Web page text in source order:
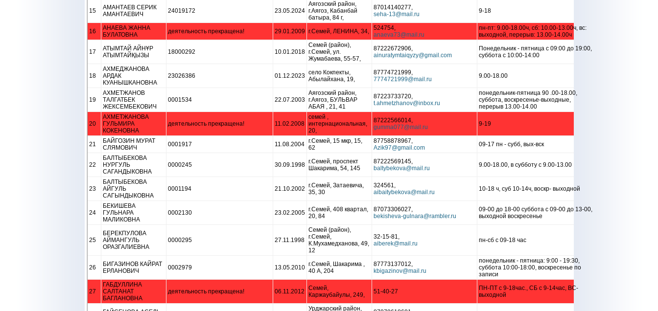
15
АМАНТАЕВ СЕРИК
АМАНТАЕВИЧ
24019172 23.05.2024
Аягозский район,
г.Аягоз, Кабанбай
батыра, 84 г,
87014140277, 9-18
16
АНАЕВА ЖАННА
БУЛАТОВНА
деятельность прекращена! 29.01.2009 г.Семей, ЛЕНИНА, 34, 524754,
пн-пт: 9.00-18.00ч, сб: 10.00-13.00ч, вс:
выходной, перерыв: 13.00-14.00ч
17
АТЫМТАЙ АЙНҰР
АТЫМТАЙҚЫЗЫ
18000292 10.01.2018
Семей (район),
г.Семей, ул.
Жумабаева, 55-57,
87222672906,
Понедельник - пятница с 09:00 до 19:00,
суббота с 10:00-14:00
18
АХМЕДЖАНОВА
АРДАК
КУАНЫШКАНОВНА
23026386 01.12.2023 село Кокпекты,
Абылайхана, 19,
87774721999, 9.00-18.00
19
АХМЕТЖАНОВ
ТАЛГАТБЕК
ЖЕКСЕМБЕКОВИЧ
0001534 22.07.2003
Аягозский район,
г.Аягоз, БУЛЬВАР
АБАЯ , 21, 41
87223733720,
понедельник-пятница 90 .00-18.00,
суббота, воскресенье-выходные,
перерыв 13.00-14.00
20
АХМЕТЖАНОВА
ГУЛЬМИРА
КОКЕНОВНА
деятельность прекращена! 11.02.2008
семей ,
интернациональная,
20,
87222566014, 9-19
21
БАЙГОЗИН МУРАТ
СЛЯМОВИЧ
0001917 11.08.2004 г.Семей, 15 мкр, 15,
62
87758878967, 09-17 пн - субб, вых-вск
22
БАЛТЫБЕКОВА
НУРГУЛЬ
САГАНДЫКОВНА
0000245 30.09.1998 г.Семей, проспект
Шакарима, 54, 145
87222569145, 9.00-18.00, в субботу с 9.00-13.00
23
БАЛТЫБЕКОВА
АЙГУЛЬ
САГЫНДЫКОВНА
0001194 21.10.2002 г.Семей, Затаевича,
35, 30
324561, 10-18 ч, суб 10-14ч, воскр- выходной
24
БЕКИШЕВА
ГУЛЬНАРА
МАЛИКОВНА
0002130 23.02.2005 г.Семей, 408 квартал,
20, 84
87073306027,
09-00 до 18-00 суббота с 09-00 до 13-00,
выходной воскресенье
25
БЕРЕКПУЛОВА
АЙМАНГУЛЬ
ОРАЗГАЛИЕВНА
0000295 27.11.1998
Семей (район),
г.Семей,
К.Мухамедханова, 49,
12
32-15-81, пн-сб с 09-18 час
26
БИГАЗИНОВ КАЙРАТ
ЕРЛАНОВИЧ
0002979 13.05.2010 г.Семей, Шакарима ,
40 А, 204
87773137012,
понедельник - пятница: 9:00 - 19:30,
суббота 10:00-18:00, воскресенье по
записи
27
ГАБДУЛЛИНА
САЛТАНАТ
БАГЛАНОВНА
деятельность прекращена! 06.11.2012
Семей,
Каржаубайулы, 249,
51-40-27
ПН-ПТ с 9-18час., СБ с 9-14час, ВС-
выходной
Урджарский район,